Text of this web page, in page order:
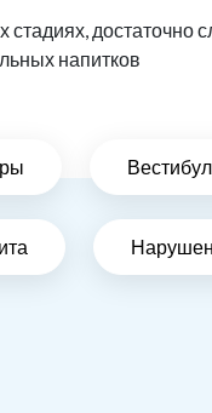
достаточно
напитков